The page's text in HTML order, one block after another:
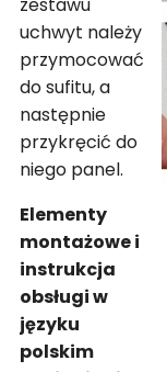
zestawu
uchwyt należy
przymocować
do sufitu, a
następnie
przykręcić do
niego panel.
Elementy
montażowe i
instrukcja
obsługi w
języku
polskim